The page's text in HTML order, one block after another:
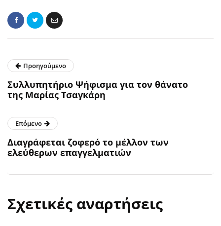
Προηγούμενο
Συλλυπητήριο Ψήφισμα για τον θάνατο
της Μαρίας Τσαγκάρη
Επόμενο
Διαγράφεται ζοφερό το μέλλον των
ελεύθερων επαγγελματιών
Σχετικές αναρτήσεις